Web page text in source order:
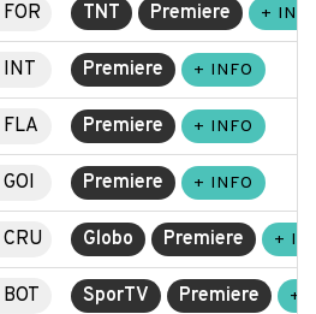
FOR TNT Premiere +
INT Premiere + INFO
FLA Premiere + INFO
GOI Premiere + INFO
CRU Globo Premiere +
BOT SporTV Premiere +